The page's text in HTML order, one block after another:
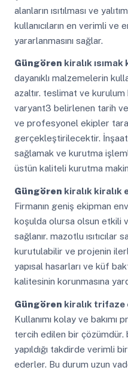
alanların ısıtılması ve
kullanıcıların en verimli
yararlanmasını sağlar.
Güngören kiralık ısımak
dayanıklı malzemelerin
azaltır. teslimat ve kurulum
varyant3 belirlenen tarih
ve profesyonel ekipler
gerçekleştirilecektir.
sağlamak ve kurutma
üstün kaliteli kurutma
Güngören kiralık kiralık
Firmanın geniş ekipman
koşulda olursa olsun etkili
sağlanır. mazotlu ısıtıcılar
kurutulabilir ve projenin
yapısal hasarları ve küf
kalitesinin korunmasına
Güngören kiralık trifaze
Kullanımı kolay ve
tercih edilen bir çözümdür.
yapıldığı takdirde verimli
ederler. Bu durum uzun